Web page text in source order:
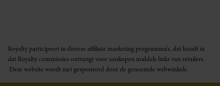
Royalty participeert in diverse affiliate marketing programma’s, dat houdt in
dat Royalty commissies ontvangt voor aankopen middels links van retailers.
Deze website wordt niet gesponsord door de genoemde webwinkels.